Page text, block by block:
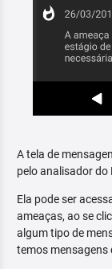
A tela de
pelo analisador do
Ela pode ser
ameaças, ao se
algum tipo de
temos mensagens